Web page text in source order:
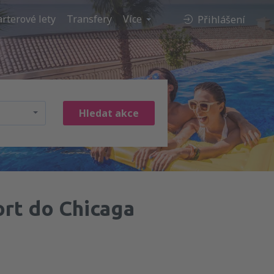
lety Transfery Více Přihlášení
Hledat akce
do Chicaga